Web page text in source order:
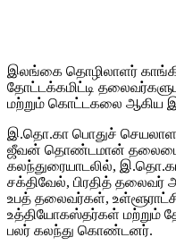
இலங்கை தொழிலாளர்
தோட்டக்கமிட்டி
மற்றும் கொட்டகலை ஆகிய
இ.தொ.கா பொதுச்
ஜீவன் தொண்டமான்
கலந்துரையாடலில்,
சக்திவேல், பிரதித் தலைவர்
உபத் தலைவர்கள்,
உத்தியோகஸ்தர்கள் மற்றும்
பலர் கலந்து கொண்டனர்.